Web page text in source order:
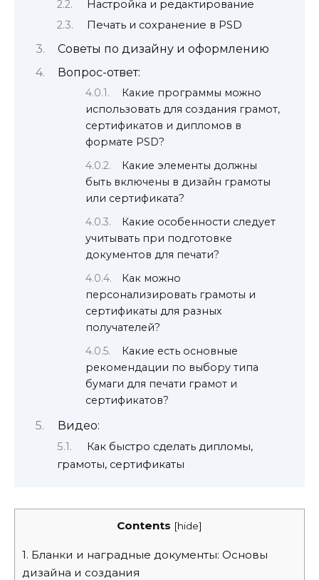
Настройка и редактирование
Печать и сохранение в PSD
Советы по дизайну и оформлению
Вопрос-ответ:
Какие программы можно
использовать для создания грамот,
сертификатов и дипломов в
формате PSD?
Какие элементы должны
быть включены в дизайн грамоты
или сертификата?
Какие особенности следует
учитывать при подготовке
документов для печати?
Как можно
персонализировать грамоты и
сертификаты для разных
получателей?
Какие есть основные
рекомендации по выбору типа
бумаги для печати грамот и
сертификатов?
Видео:
Как быстро сделать дипломы,
грамоты, сертификаты
Contents [hide]
1. Бланки и наградные документы: Основы
дизайна и создания